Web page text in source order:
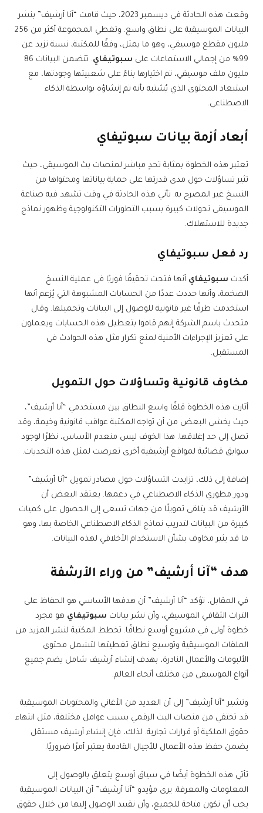
وقعت هذه الحادثة في ديسمبر 2023، حيث قامت “آنا أرشيف” بنشر
البيانات الموسيقية على نطاق واسع. وتغطي المجموعة أكثر من 256
مليون مقطع موسيقي، وهو ما يمثل، وفقًا للمكتبة، نسبة تزيد عن
99% من إجمالي الاستماعات على
سبوتيفاي
. تتضمن البيانات 86
مليون ملف موسيقي، تم اختيارها بناءً على شعبيتها وجودتها، مع
استبعاد المحتوى الذي يُشتبه بأنه تم إنشاؤه بواسطة الذكاء
الاصطناعي.
أبعاد أزمة بيانات سبوتيفاي
تعتبر هذه الخطوة بمثابة تحدٍ مباشر لمنصات بث الموسيقى، حيث
تثير تساؤلات حول مدى قدرتها على حماية بياناتها ومحتواها من
النسخ غير المصرح به. تأتي هذه الحادثة في وقت تشهد فيه صناعة
الموسيقى تحولات كبيرة بسبب التطورات التكنولوجية وظهور نماذج
جديدة للاستهلاك.
رد فعل سبوتيفاي
أكدت سبوتيفاي أنها فتحت تحقيقًا فوريًا في عملية النسخ
الضخمة، وأنها حددت عددًا من الحسابات المشبوهة التي يُزعم أنها
استخدمت طرقًا غير قانونية للوصول إلى البيانات وتحميلها. وقال
متحدث باسم الشركة إنهم قاموا بتعطيل هذه الحسابات ويعملون
على تعزيز الإجراءات الأمنية لمنع تكرار مثل هذه الحوادث في
المستقبل.
مخاوف قانونية وتساؤلات حول التمويل
أثارت هذه الخطوة قلقًا واسع النطاق بين مستخدمي “آنا أرشيف”،
حيث يخشى البعض من أن تواجه المكتبة عواقب قانونية وخيمة، وقد
تصل إلى حد إغلاقها. هذا الخوف ليس منعدم الأساس، نظرًا لوجود
سوابق قضائية لمواقع أرشيفية أخرى تعرضت لمثل هذه التحديات.
إضافة إلى ذلك، تزايدت التساؤلات حول مصادر تمويل “آنا أرشيف”
ودور مطوري الذكاء الاصطناعي في دعمها. يعتقد البعض أن
الأرشيف قد يتلقى تمويلًا من جهات تسعى إلى الحصول على كميات
كبيرة من البيانات لتدريب نماذج الذكاء الاصطناعي الخاصة بها، وهو
ما قد يثير مخاوف بشأن الاستخدام الأخلاقي لهذه البيانات.
هدف “آنا أرشيف” من وراء الأرشفة
في المقابل، تؤكد “آنا أرشيف” أن هدفها الأساسي هو الحفاظ على
التراث الثقافي الموسيقي، وأن نشر بيانات سبوتيفاي هو مجرد
خطوة أولى في مشروع أوسع نطاقًا. تخطط المكتبة لنشر المزيد من
الملفات الموسيقية وتوسيع نطاق تغطيتها لتشمل محتوى
الألبومات والأعمال النادرة، بهدف إنشاء أرشيف شامل يضم جميع
أنواع الموسيقى من مختلف أنحاء العالم.
وتشير “آنا أرشيف” إلى أن العديد من الأغاني والمحتويات الموسيقية
قد تختفي من منصات البث الرقمي بسبب عوامل مختلفة، مثل انتهاء
حقوق الملكية أو قرارات تجارية. لذلك، فإن إنشاء أرشيف مستقل
يضمن حفظ هذه الأعمال للأجيال القادمة يعتبر أمرًا ضروريًا.
تأتي هذه الخطوة أيضًا في سياق أوسع يتعلق بالوصول إلى
المعلومات والمعرفة. يرى مؤيدو “آنا أرشيف” أن البيانات الموسيقية
يجب أن تكون متاحة للجميع، وأن تقييد الوصول إليها من خلال حقوق